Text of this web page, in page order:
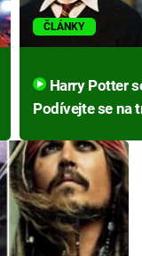
ČLÁNKY
Podívejte se na